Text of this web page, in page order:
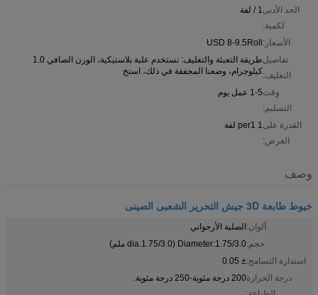
الحد الأدنى
لكمية:
1 / لفة
الأسعار:USD 8-9.5Roll
تفاصيل
التغليف:
طريقة التعبئة والتغليف: نستخدم علبة بلاستيكية، الوزن الصافي 1.0
كيلوجرام، وضعنا المجففة في ذلك، استخ
وقت
التسليم:
1-5 عمل يوم
القدرة على
العرض:
1 per1 لفة
وصف
خيوط طابعة 3D جيش التحرير الشعبى الصينى
ألوان:الصلبة الأرجواني
حجم:Diameter:1.75/3.0 (dia.1.75/3.0 ملم)
استدارة التسامح:± 0.05
درجة الحرارة200 درجة مئوية-250 درجة مئوية.